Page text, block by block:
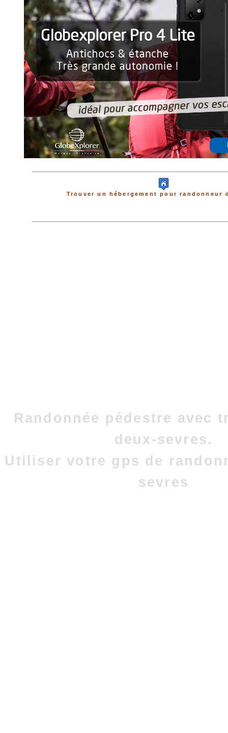
Trouver un hébergement pour randonneur
Randonnée pédestre avec
deux-sevres.
Utiliser votre gps de
sevres